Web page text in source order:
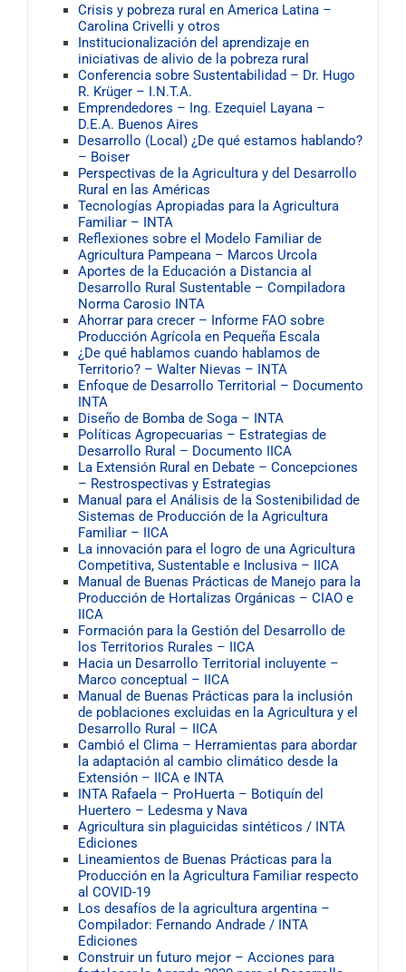
Crisis y pobreza rural en America Latina –
Carolina Crivelli y otros
Institucionalización del aprendizaje en
iniciativas de alivio de la pobreza rural
Conferencia sobre Sustentabilidad – Dr. Hugo
R. Krüger – I.N.T.A.
Emprendedores – Ing. Ezequiel Layana –
D.E.A. Buenos Aires
Desarrollo (Local) ¿De qué estamos hablando?
– Boiser
Perspectivas de la Agricultura y del Desarrollo
Rural en las Américas
Tecnologías Apropiadas para la Agricultura
Familiar – INTA
Reflexiones sobre el Modelo Familiar de
Agricultura Pampeana – Marcos Urcola
Aportes de la Educación a Distancia al
Desarrollo Rural Sustentable – Compiladora
Norma Carosio INTA
Ahorrar para crecer – Informe FAO sobre
Producción Agrícola en Pequeña Escala
¿De qué hablamos cuando hablamos de
Territorio? – Walter Nievas – INTA
Enfoque de Desarrollo Territorial – Documento
INTA
Diseño de Bomba de Soga – INTA
Políticas Agropecuarias – Estrategias de
Desarrollo Rural – Documento IICA
La Extensión Rural en Debate – Concepciones
– Restrospectivas y Estrategias
Manual para el Análisis de la Sostenibilidad de
Sistemas de Producción de la Agricultura
Familiar – IICA
La innovación para el logro de una Agricultura
Competitiva, Sustentable e Inclusiva – IICA
Manual de Buenas Prácticas de Manejo para la
Producción de Hortalizas Orgánicas – CIAO e
IICA
Formación para la Gestión del Desarrollo de
los Territorios Rurales – IICA
Hacia un Desarrollo Territorial incluyente –
Marco conceptual – IICA
Manual de Buenas Prácticas para la inclusión
de poblaciones excluidas en la Agricultura y el
Desarrollo Rural – IICA
Cambió el Clima – Herramientas para abordar
la adaptación al cambio climático desde la
Extensión – IICA e INTA
INTA Rafaela – ProHuerta – Botiquín del
Huertero – Ledesma y Nava
Agricultura sin plaguicidas sintéticos / INTA
Ediciones
Lineamientos de Buenas Prácticas para la
Producción en la Agricultura Familiar respecto
al COVID-19
Los desafíos de la agricultura argentina –
Compilador: Fernando Andrade / INTA
Ediciones
Construir un futuro mejor – Acciones para